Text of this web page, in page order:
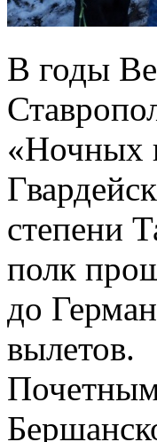
В годы
«Ночных
степени
полк
до
вылетов.